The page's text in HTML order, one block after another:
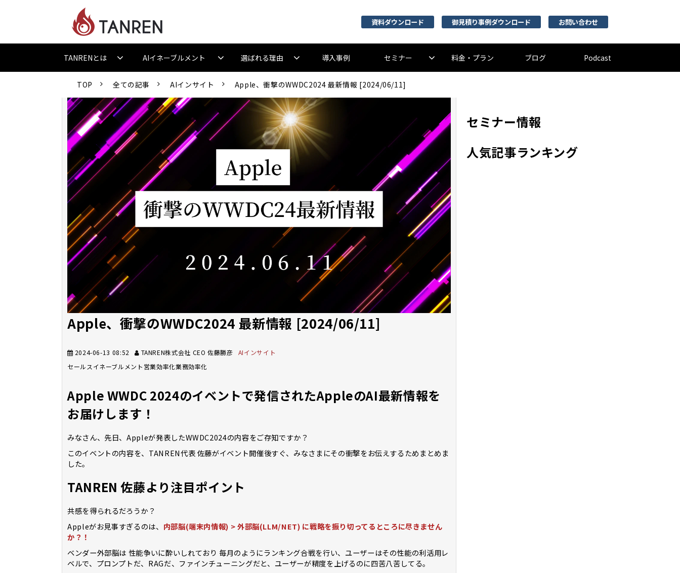
資料ダウンロード 御見積り事例ダウンロード お問い合わせ
TANRENとは AIイネーブルメント 選ばれる理由 導入事例 セミナー 料金・プラン ブログ Podcast
TOP 全ての記事 AIインサイト Apple、衝撃のWWDC2024 最新情報 [2024/06/11]
Apple、衝撃のWWDC2024 最新情報 [2024/06/11]
2024-06-13 08:52 TANREN株式会社 CEO 佐藤勝彦
AIインサイト
セールスイネーブルメント 営業効率化業務効率化
Apple WWDC 2024のイベントで発信されたAppleのAI最新情報を
お届けします！
みなさん、先日、Appleが発表したWWDC2024の内容をご存知ですか？
このイベントの内容を、TANREN代表 佐藤がイベント開催後すぐ、みなさまにその衝撃をお伝えするためまとめま
した。
TANREN 佐藤より注目ポイント
共感を得られるだろうか？
Appleがお見事すぎるのは、 内部脳(端末内情報) > 外部脳(LLM/NET) に戦略を振り切ってるところに尽きません
か？！
ベンダー外部脳は 性能争いに酔いしれており 毎月のようにランキング合戦を行い、ユーザーはその性能の利活用レ
ベルで、プロンプトだ、RAGだ、ファインチューニングだと、ユーザーが精度を上げるのに四苦八苦してる。
セミナー情報
人気記事ランキング